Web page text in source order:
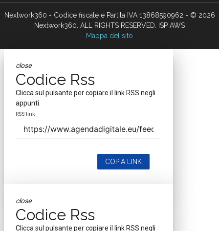
Nextwork360 - Codice fiscale e Partita IVA 13868590962 - © 2026
Nextwork360. ALL RIGHTS RESERVED. ISP AWS
Mappa del sito
close
Codice Rss
Clicca sul pulsante per copiare il link RSS negli
appunti.
RSS link
COPIA LINK
close
Codice Rss
Clicca sul pulsante per copiare il link RSS negli